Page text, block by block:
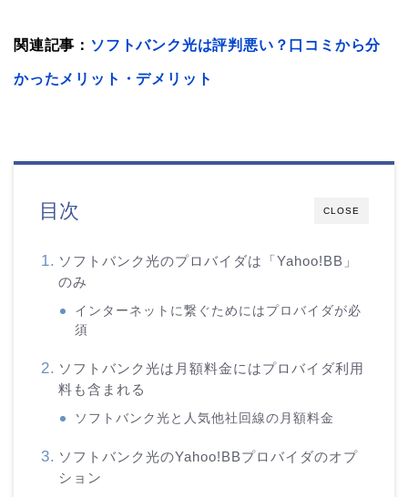
関連記事： ソフトバンク光は評判悪い？口コミから分
かったメリット・デメリット
CLOSE
目次
ソフトバンク光のプロバイダは「Yahoo!BB」
のみ
インターネットに繋ぐためにはプロバイダが必
須
ソフトバンク光は月額料金にはプロバイダ利用
料も含まれる
ソフトバンク光と人気他社回線の月額料金
ソフトバンク光のYahoo!BBプロバイダのオプ
ション